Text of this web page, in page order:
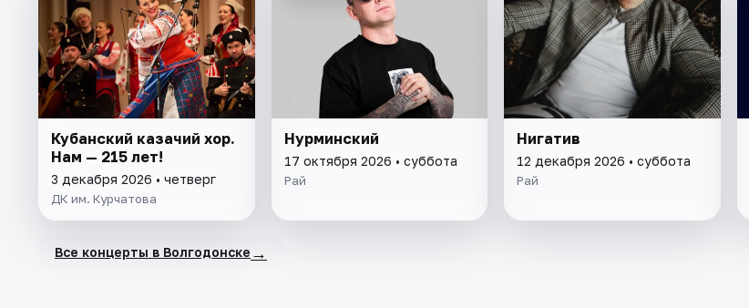
Кубанский казачий хор.
Нам — 215 лет!
3 декабря 2026 • четверг
ДК им. Курчатова
Нурминский
17 октября 2026 • суббота
Рай
Нигатив
12 декабря 2026 • суббота
Рай
Все концерты в Волгодонске →